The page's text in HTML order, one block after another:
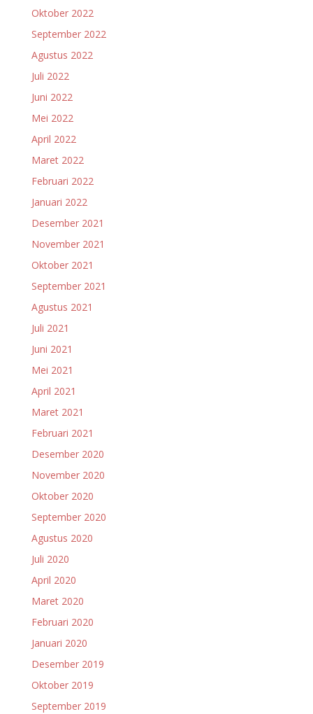
Oktober 2022
September 2022
Agustus 2022
Juli 2022
Juni 2022
Mei 2022
April 2022
Maret 2022
Februari 2022
Januari 2022
Desember 2021
November 2021
Oktober 2021
September 2021
Agustus 2021
Juli 2021
Juni 2021
Mei 2021
April 2021
Maret 2021
Februari 2021
Desember 2020
November 2020
Oktober 2020
September 2020
Agustus 2020
Juli 2020
April 2020
Maret 2020
Februari 2020
Januari 2020
Desember 2019
Oktober 2019
September 2019